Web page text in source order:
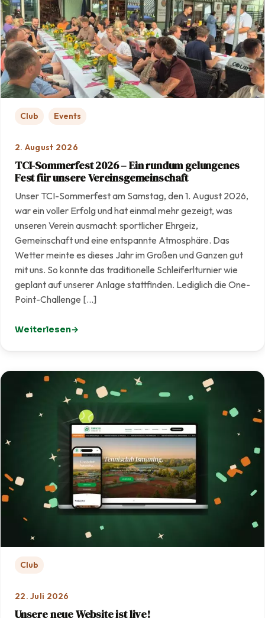
Club Events
2. August 2026
TCI-Sommerfest 2026 – Ein rundum gelungenes
Fest für unsere Vereinsgemeinschaft
Unser TCI-Sommerfest am Samstag, den 1. August 2026,
war ein voller Erfolg und hat einmal mehr gezeigt, was
unseren Verein ausmacht: sportlicher Ehrgeiz,
Gemeinschaft und eine entspannte Atmosphäre. Das
Wetter meinte es dieses Jahr im Großen und Ganzen gut
mit uns. So konnte das traditionelle Schleiferlturnier wie
geplant auf unserer Anlage stattfinden. Lediglich die One-
Point-Challenge […]
Weiterlesen
: TCI-Sommerfest 2026 – Ein rundum gelungenes Fest
Club
22. Juli 2026
Unsere neue Website ist live!